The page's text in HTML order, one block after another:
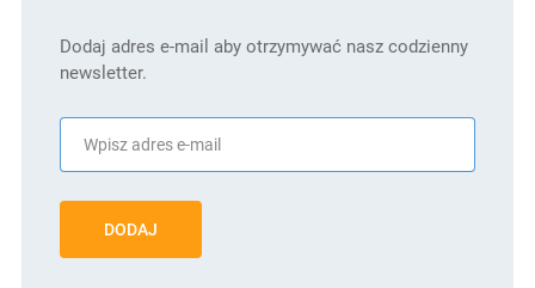
Dodaj adres e-mail aby otrzymywać nasz codzienny
newsletter.
DODAJ